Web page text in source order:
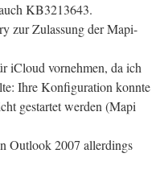
KB3213643.
zur Zulassung der Mapi-
iCloud vornehmen, da ich
Ihre Konfiguration konnte
gestartet werden (Mapi
Outlook 2007 allerdings